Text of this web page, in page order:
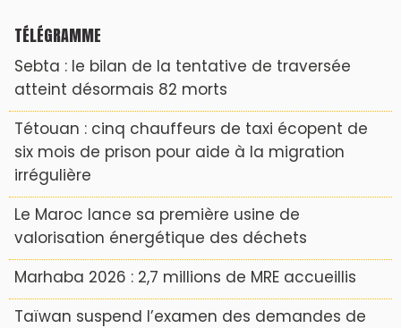
TÉLÉGRAMME
Sebta : le bilan de la tentative de traversée
atteint désormais 82 morts
Tétouan : cinq chauffeurs de taxi écopent de
six mois de prison pour aide à la migration
irrégulière
Le Maroc lance sa première usine de
valorisation énergétique des déchets
Marhaba 2026 : 2,7 millions de MRE accueillis
Taïwan suspend l’examen des demandes de